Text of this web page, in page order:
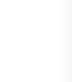
Grande. Não
contato com